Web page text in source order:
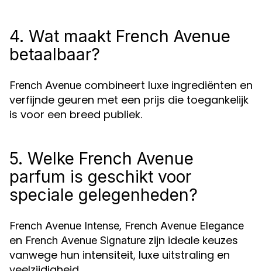
4. Wat maakt French Avenue
betaalbaar?
French Avenue combineert luxe ingrediënten en
verfijnde geuren met een prijs die toegankelijk
is voor een breed publiek.
5. Welke French Avenue
parfum is geschikt voor
speciale gelegenheden?
French Avenue Intense, French Avenue Elegance
en French Avenue Signature zijn ideale keuzes
vanwege hun intensiteit, luxe uitstraling en